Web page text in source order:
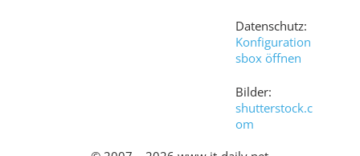
Datenschutz:
Konfiguration
sbox öffnen
Bilder:
shutterstock.c
om